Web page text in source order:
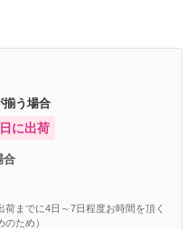
揃う場合
に出荷
合
までに4日～7日程度お時間を頂く
ため）